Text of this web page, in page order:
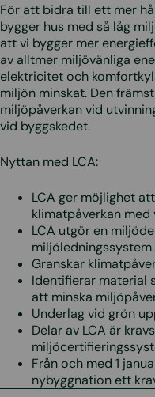
För att bidra till ett mer
bygger hus med så låg
att vi bygger mer
av alltmer miljövänliga
elektricitet och
miljön minskat. Den
miljöpåverkan vid
vid byggskedet.
Nyttan med LCA:
LCA ger möjlighet
klimatpåverkan med
LCA utgör en
miljöledningssystem.
Granskar
Identifierar material
att minska
Underlag vid grön
Delar av LCA är
Från och med 1
nybyggnation ett